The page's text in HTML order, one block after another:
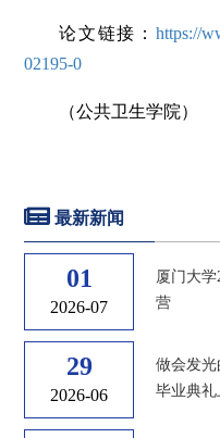
论文链接： https://
02195-0
（公共卫生学院）
最新新闻
01
2026-07
厦门大
营
29
2026-06
做会发
毕业典